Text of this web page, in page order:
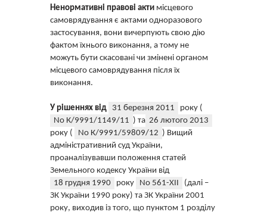
Ненормативні правові акти місцевого
самоврядування є актами одноразового
застосування, вони вичерпують свою дію
фактом їхнього виконання, а тому не
можуть бути скасовані чи змінені органом
місцевого самоврядування після їх
виконання.
У рішеннях від 31 березня 2011
року (
No К/9991/1149/11 ) та 26 лютого 2013
року (
No К/9991/59809/12 ) Вищий
адміністративний суд України,
проаналізувавши положення статей
Земельного кодексу України від
18 грудня 1990
року No 561-XII
(далі –
ЗК України 1990 року) та ЗК України 2001
року, виходив із того, що пунктом 1 розділу